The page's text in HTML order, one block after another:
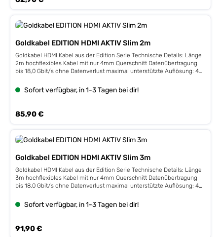
Goldkabel EDITION HDMI AKTIV Slim 2m
Goldkabel HDMI Kabel aus der Edition Serie Technische Details: Länge
2m hochflexibles Kabel mit nur 4mm Querschnitt Datenübertragung
bis 18,0 Gbit/s ohne Datenverlust maximal unterstützte Auflösung: 4K
HDCP 2.2 Metallstecker mit vergoldeten Kontakten
Sofort verfügbar, in 1-3 Tagen bei dir!
Regulärer Preis:
85,90 €
Goldkabel EDITION HDMI AKTIV Slim 3m
Goldkabel HDMI Kabel aus der Edition Serie Technische Details: Länge
3m hochflexibles Kabel mit nur 4mm Querschnitt Datenübertragung
bis 18,0 Gbit/s ohne Datenverlust maximal unterstützte Auflösung: 4K
HDCP 2.2 Metallstecker mit vergoldeten Kontakten
Sofort verfügbar, in 1-3 Tagen bei dir!
Regulärer Preis:
91,90 €